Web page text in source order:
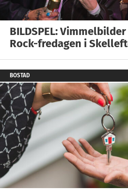
BILDSPEL:
Rock-fredagen i
BOSTAD